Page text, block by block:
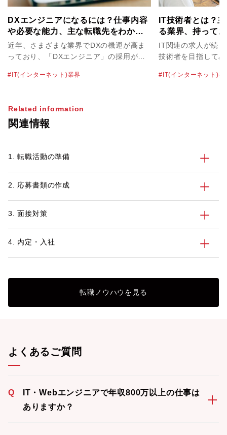
DXエンジニアになるには？仕事内容
や必要な能力、主な転職先をわかり
やすく解説！
近年、さまざまな業界でDXの機運が高ま
っており、「DXエンジニア」の採用が活
な役割を任されることもあって、高水準の
めにDXエンジニアを目指したいという方
も多いのではないでしょうか。 そこで今
りやすく解説します。今後の転職活動を有
IT(インターネット)業界
IT技術者とは？
る業界、持って
介！
IT関連の求人が続
技術者を目指して
とひと口にいって
キャリアに役立つ
IT(インターネット)業
Related information
関連情報
1. 転職活動の準備
2. 応募書類の作成
3. 面接対策
4. 内定・入社
転職ノウハウを見る
よくあるご質問
Q
IT・Webエンジニアで年収800万以上の仕事は
ありますか？